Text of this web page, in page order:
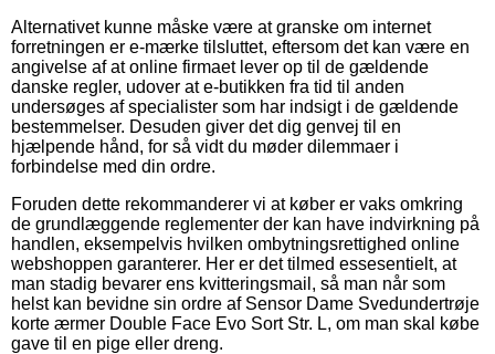
Alternativet kunne måske være at granske om internet
forretningen er e-mærke tilsluttet, eftersom det kan være en
angivelse af at online firmaet lever op til de gældende
danske regler, udover at e-butikken fra tid til anden
undersøges af specialister som har indsigt i de gældende
bestemmelser. Desuden giver det dig genvej til en
hjælpende hånd, for så vidt du møder dilemmaer i
forbindelse med din ordre.
Foruden dette rekommanderer vi at køber er vaks omkring
de grundlæggende reglementer der kan have indvirkning på
handlen, eksempelvis hvilken ombytningsrettighed online
webshoppen garanterer. Her er det tilmed essesentielt, at
man stadig bevarer ens kvitteringsmail, så man når som
helst kan bevidne sin ordre af Sensor Dame Svedundertrøje
korte ærmer Double Face Evo Sort Str. L, om man skal købe
gave til en pige eller dreng.